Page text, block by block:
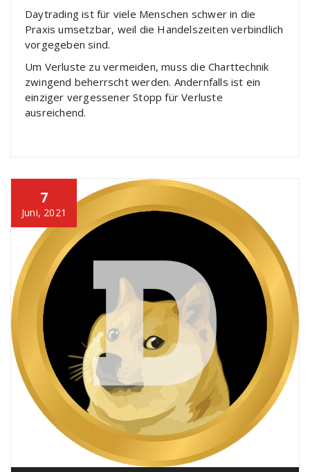
Daytrading ist für viele Menschen schwer in die
Praxis umsetzbar, weil die Handelszeiten verbindlich
vorgegeben sind.
Um Verluste zu vermeiden, muss die Charttechnik
zwingend beherrscht werden. Andernfalls ist ein
einziger vergessener Stopp für Verluste
ausreichend.
7
Juni, 2021